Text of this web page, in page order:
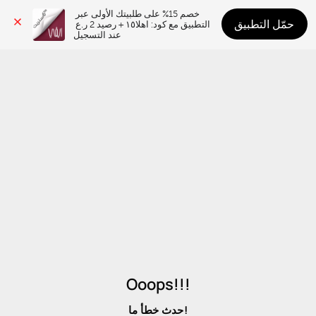
عند التسجيل
حمّل التطبيق
Ooops!!!
حدث خطأ ما!